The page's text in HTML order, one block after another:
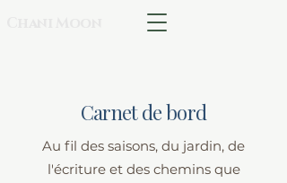
Carnet de bord
Au fil des saisons, du jardin, de
l'écriture et des chemins que